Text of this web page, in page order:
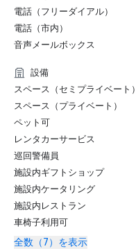
電話（フリーダイアル）
電話（市内）
音声メールボックス
設備
スペース（セミプライベート）
スペース（プライベート）
ペット可
レンタカーサービス
巡回警備員
施設内ギフトショップ
施設内ケータリング
施設内レストラン
車椅子利用可
全数（7）を表示